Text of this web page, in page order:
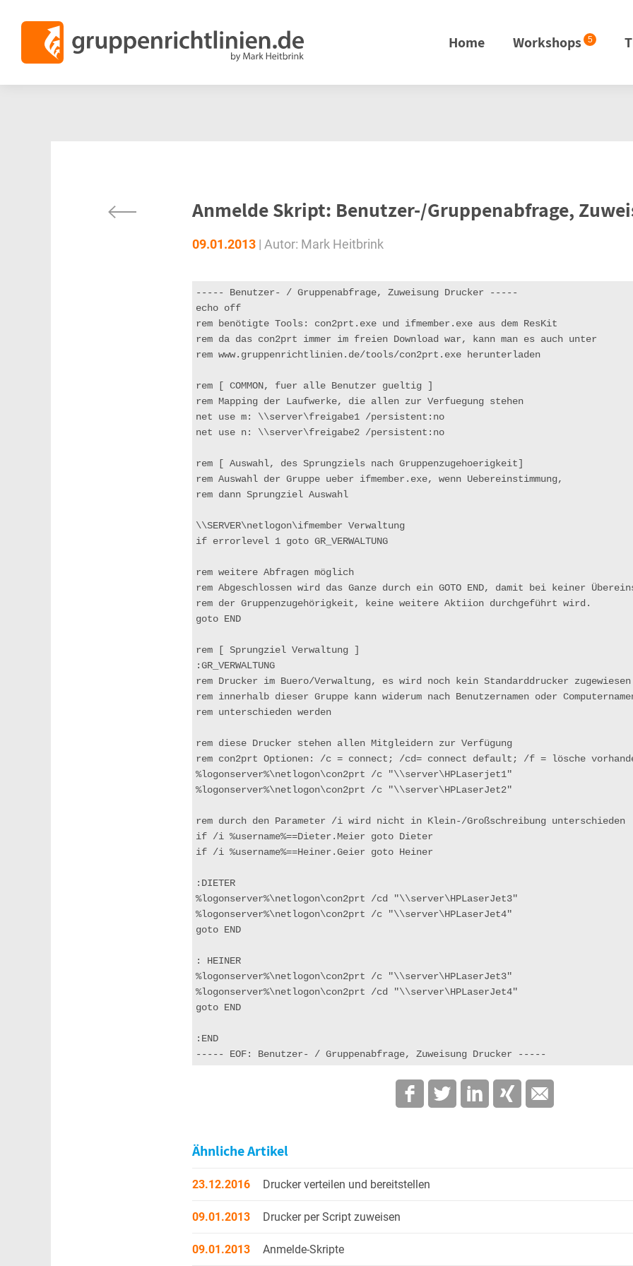
Home Workshops 5
Anmelde Skript: Benutzer-/Gruppenabfrage,
09.01.2013 | Autor: Mark Heitbrink
----- Benutzer- / Gruppenabfrage, Zuweisung Drucker -----
echo off
rem benötigte Tools: con2prt.exe und ifmember.exe aus dem ResKit
rem da das con2prt immer im freien Download war, kann man es auch unter
rem www.gruppenrichtlinien.de/tools/con2prt.exe herunterladen
rem [ COMMON, fuer alle Benutzer gueltig ]
rem Mapping der Laufwerke, die allen zur Verfuegung stehen
net use m: \\server\freigabe1 /persistent:no
net use n: \\server\freigabe2 /persistent:no
rem [ Auswahl, des Sprungziels nach Gruppenzugehoerigkeit]
rem Auswahl der Gruppe ueber ifmember.exe, wenn Uebereinstimmung,
rem dann Sprungziel Auswahl
\\SERVER\netlogon\ifmember Verwaltung
if errorlevel 1 goto GR_VERWALTUNG
rem weitere Abfragen möglich
rem Abgeschlossen wird das Ganze durch ein GOTO END, damit bei keiner
rem der Gruppenzugehörigkeit, keine weitere Aktiion durchgeführt wird.
goto END
rem [ Sprungziel Verwaltung ]
:GR_VERWALTUNG
rem Drucker im Buero/Verwaltung, es wird noch kein Standarddrucker zugewiesen
rem innerhalb dieser Gruppe kann widerum nach Benutzernamen oder
rem unterschieden werden
rem diese Drucker stehen allen Mitgleidern zur Verfügung
rem con2prt Optionen: /c = connect; /cd= connect default; /f = lösche
%logonserver%\netlogon\con2prt /c "\\server\HPLaserjet1"
%logonserver%\netlogon\con2prt /c "\\server\HPLaserJet2"
rem durch den Parameter /i wird nicht in Klein-/Großschreibung unterschieden
if /i %username%==Dieter.Meier goto Dieter
if /i %username%==Heiner.Geier goto Heiner
:DIETER
%logonserver%\netlogon\con2prt /cd "\\server\HPLaserJet3"
%logonserver%\netlogon\con2prt /c "\\server\HPLaserJet4"
goto END
: HEINER
%logonserver%\netlogon\con2prt /c "\\server\HPLaserJet3"
%logonserver%\netlogon\con2prt /cd "\\server\HPLaserJet4"
goto END
:END
----- EOF: Benutzer- / Gruppenabfrage, Zuweisung Drucker -----
Ähnliche Artikel
23.12.2016 Drucker verteilen und bereitstellen
09.01.2013 Drucker per Script zuweisen
09.01.2013 Anmelde-Skripte